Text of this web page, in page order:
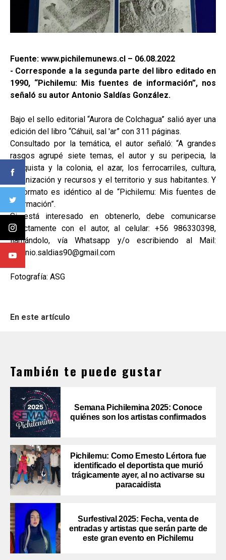
Fuente: www.pichilemunews.cl – 06.08.2022
- Corresponde a la segunda parte del libro editado en
1990, “Pichilemu: Mis fuentes de información”, nos
señaló su autor Antonio Saldías González.
Bajo el sello editorial “Aurora de Colchagua” salió ayer una
edición del libro “Cáhuil, sal 'ar” con 311 páginas.
Consultado por la temática, el autor señaló: “A grandes
rasgos agrupé siete temas, el autor y su peripecia, la
conquista y la colonia, el azar, los ferrocarriles, cultura,
organización y recursos y el territorio y sus habitantes. Y
el formato es idéntico al de “Pichilemu: Mis fuentes de
información”.
Si está interesado en obtenerlo, debe comunicarse
directamente con el autor, al celular: +56 986330398,
llamándolo, vía Whatsapp y/o escribiendo al Mail:
antonio.saldias90@gmail.com
Fotografía: ASG
En este artículo
También te puede gustar
Semana Pichilemina 2025: Conoce
quiénes son los artistas confirmados
Pichilemu: Como Ernesto Lértora fue
identificado el deportista que murió
trágicamente ayer, al no activarse su
paracaidista
Surfestival 2025: Fecha, venta de
entradas y artistas que serán parte de
este gran evento en Pichilemu